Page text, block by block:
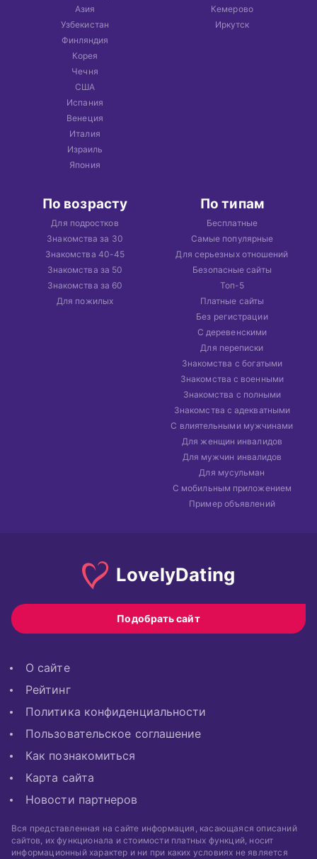
Азия
Узбекистан
Финляндия
Корея
Чечня
США
Испания
Венеция
Италия
Израиль
Япония
Кемерово
Иркутск
По возрасту
Для подростков
Знакомства за 30
Знакомства 40-45
Знакомства за 50
Знакомства за 60
Для пожилых
По типам
Бесплатные
Самые популярные
Для серьезных отношений
Безопасные сайты
Топ-5
Платные сайты
Без регистрации
С деревенскими
Для переписки
Знакомства с богатыми
Знакомства с военными
Знакомства с полными
Знакомства с адекватными
С влиятельными мужчинами
Для женщин инвалидов
Для мужчин инвалидов
Для мусульман
С мобильным приложением
Пример объявлений
LovelyDating
Подобрать сайт
О сайте
Рейтинг
Политика конфиденциальности
Пользовательское соглашение
Как познакомиться
Карта сайта
Новости партнеров
Вся представленная на сайте информация, касающаяся описаний
сайтов, их функционала и стоимости платных функций, носит
информационный характер и ни при каких условиях не является